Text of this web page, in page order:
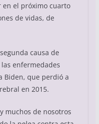
el próximo cuarto
de vidas, de
causa de
enfermedades
Biden, que perdió a
en 2015.
muchos de nosotros